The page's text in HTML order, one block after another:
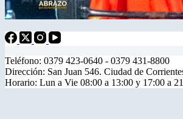
Teléfono: 0379 423-0640 - 0379 431-8800
Dirección: San Juan 546. Ciudad de
Horario: Lun a Vie 08:00 a 13:00 y 17:00 a